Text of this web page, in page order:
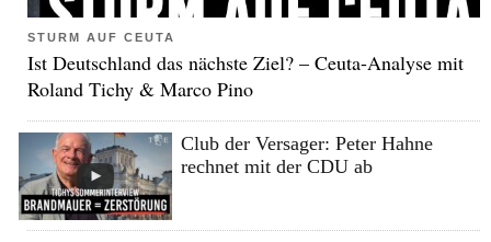
STURM AUF CEUTA
Ist Deutschland das nächste Ziel? – Ceuta-Analyse mit
Roland Tichy & Marco Pino
Club der Versager: Peter Hahne
rechnet mit der CDU ab